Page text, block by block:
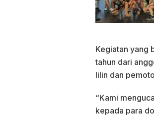
Kegiatan yang
tahun dari
lilin dan
“Kami
kepada para